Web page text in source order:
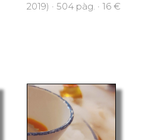
2019) · 504 pàg. · 16 €